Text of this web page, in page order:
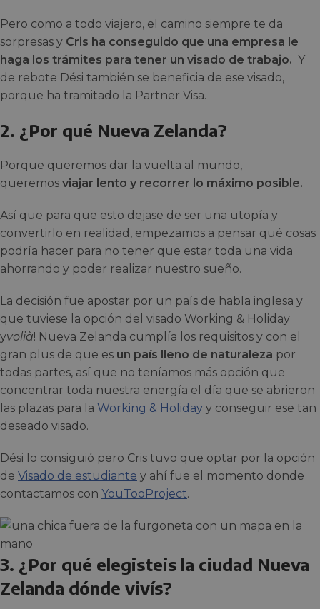
Pero como a todo viajero, el camino siempre te da
sorpresas y Cris ha conseguido que una empresa le
haga los trámites para tener un visado de trabajo. Y
de rebote Dési también se beneficia de ese visado,
porque ha tramitado la Partner Visa.
2. ¿Por qué Nueva Zelanda?
Porque queremos dar la vuelta al mundo,
queremos viajar lento y recorrer lo máximo posible.
Así que para que esto dejase de ser una utopía y
convertirlo en realidad, empezamos a pensar qué cosas
podría hacer para no tener que estar toda una vida
ahorrando y poder realizar nuestro sueño.
La decisión fue apostar por un país de habla inglesa y
que tuviese la opción del visado Working & Holiday
yvolià! Nueva Zelanda cumplía los requisitos y con el
gran plus de que es un país lleno de naturaleza por
todas partes, así que no teníamos más opción que
concentrar toda nuestra energía el día que se abrieron
las plazas para la Working & Holiday y conseguir ese tan
deseado visado.
Dési lo consiguió pero Cris tuvo que optar por la opción
de Visado de estudiante y ahí fue el momento donde
contactamos con YouTooProject.
3. ¿Por qué elegisteis la ciudad Nueva
Zelanda dónde vivís?